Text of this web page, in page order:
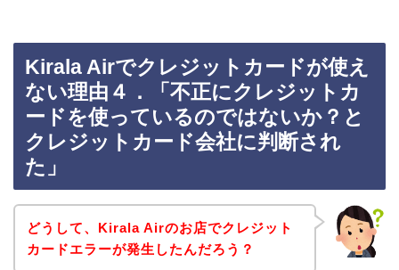
Kirala Airでクレジットカードが使え
ない理由４．「不正にクレジットカ
ードを使っているのではないか？と
クレジットカード会社に判断され
た」
どうして、Kirala Airのお店でクレジット
カードエラーが発生したんだろう？